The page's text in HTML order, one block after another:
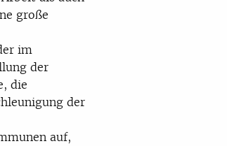
große
im
der
die
der
auf,